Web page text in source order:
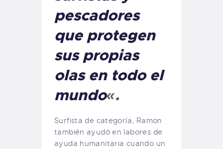
pescadores
que protegen
sus propias
olas en todo el
mundo«.
Surfista de categoría, Ramon
también ayudó en labores de
ayuda humanitaria cuando un